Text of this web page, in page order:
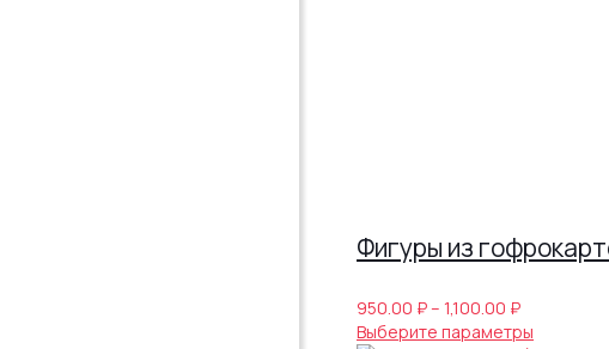
Фигуры из
950.00 ₽– 1,100.00 ₽Диапазон
цен:
Выберите параметры